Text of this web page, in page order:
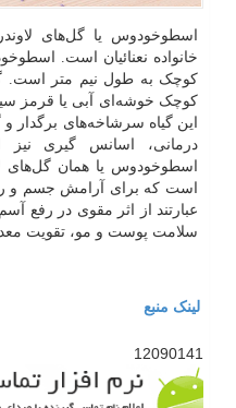
اسطوخودوس یا گل‌های
خانواده نعنائیان است.
کوچک به طول نیم متر است.
کوچک خوشه‌ای آبی یا قرمز
این گیاه سرشاخه‌های برگدار
درمانی، اسانس گیری
اسطوخودوس یا همان گل‌های
است که برای آرامش جسم و
عبارتند از اثر مقوی در رفع
سلامت پوست و مو، تقویت
لینک منبع
12090141